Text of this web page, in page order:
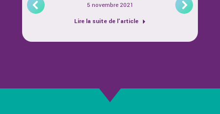
5 novembre 2021
Lire la suite de l'article